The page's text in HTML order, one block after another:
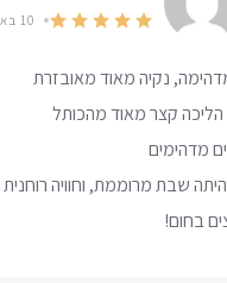
10 באפריל 2024
נקיה מאוד מאובזרת
קצר מאוד מהכותל
מדהימים
שבת מרוממת, וחוויה
בחום!